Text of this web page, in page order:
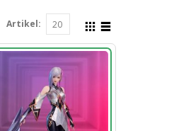
Artikel: